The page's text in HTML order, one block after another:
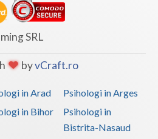
SRL
byvCraft.ro
in Arad
Psihologi in Arges
in Bihor
Psihologi in
Bistrita-Nasaud